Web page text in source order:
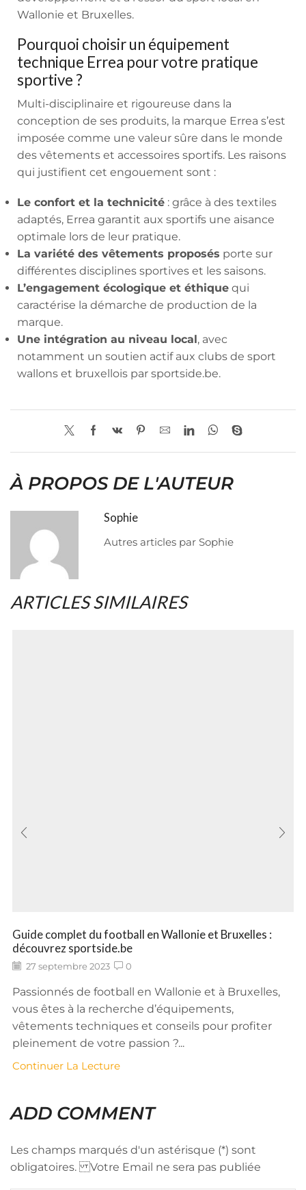
Wallonie et Bruxelles.
Pourquoi choisir un équipement
technique Errea pour votre pratique
sportive ?
Multi-disciplinaire et rigoureuse dans la
conception de ses produits, la marque Errea s’est
imposée comme une valeur sûre dans le monde
des vêtements et accessoires sportifs. Les raisons
qui justifient cet engouement sont :
Le confort et la technicité : grâce à des textiles
adaptés, Errea garantit aux sportifs une aisance
optimale lors de leur pratique.
La variété des vêtements proposés porte sur
différentes disciplines sportives et les saisons.
L’engagement écologique et éthique qui
caractérise la démarche de production de la
marque.
Une intégration au niveau local, avec
notamment un soutien actif aux clubs de sport
wallons et bruxellois par sportside.be.
À PROPOS DE L'AUTEUR
Sophie
Autres articles par Sophie
ARTICLES SIMILAIRES
Guide complet du football en Wallonie et Bruxelles :
découvrez sportside.be
27 septembre 2023 0
Passionnés de football en Wallonie et à Bruxelles,
vous êtes à la recherche d’équipements,
vêtements techniques et conseils pour profiter
pleinement de votre passion ?...
Continuer La Lecture
ADD COMMENT
Les champs marqués d'un astérisque (*) sont
obligatoires. Votre Email ne sera pas publiée